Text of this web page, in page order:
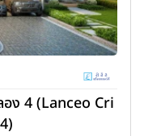
ง 4 (Lanceo Cri